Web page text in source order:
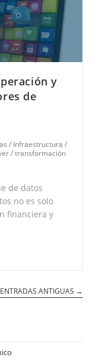
y
de
/ Infraestructura /
/transformación
de datos
no es solo
financiera y
ENTRADAS ANTIGUAS →